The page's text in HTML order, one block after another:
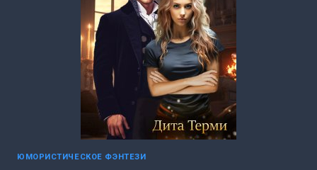
ЮМОРИСТИЧЕСКОЕ ФЭНТЕЗИ